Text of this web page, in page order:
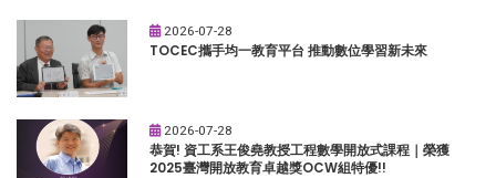
2026-07-28
TOCEC攜手均一教育平台 推動數位學習新未來
2026-07-28
恭賀! 資工系王俊堯教授工程數學開放式課程｜榮獲
2025臺灣開放教育卓越獎OCW組特優!!